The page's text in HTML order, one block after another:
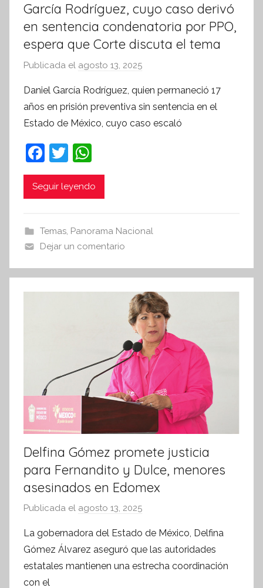
García Rodríguez, cuyo caso derivó
en sentencia condenatoria por PPO,
espera que Corte discuta el tema
Publicada el agosto 13, 2025
r
S
í
I
o
r
m
a
t
i
v
a
Daniel García Rodríguez, quien permaneció 17
años en prisión preventiva sin sentencia en el
Estado de México, cuyo caso escaló
F
a
c
b
o
o
k
T
w
itt
h
at
A
p
p
Seguir leyendo
Temas, Panorama Nacional
Dejar un comentario
Delfina Gómez promete justicia
para Fernandito y Dulce, menores
asesinados en Edomex
Publicada el agosto 13, 2025
S
í
La gobernadora del Estado de México, Delfina
Gómez Álvarez aseguró que las autoridades
estatales mantienen una estrecha coordinación
con el